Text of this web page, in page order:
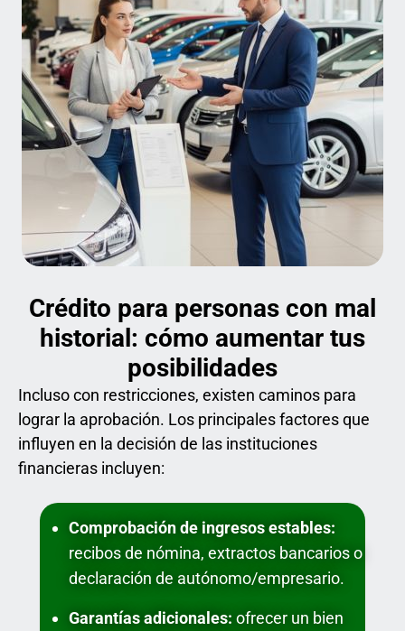
Crédito para personas con mal
historial: cómo aumentar tus
posibilidades
Incluso con restricciones, existen caminos para
lograr la aprobación. Los principales factores que
influyen en la decisión de las instituciones
financieras incluyen:
Comprobación de ingresos estables:
recibos de nómina, extractos bancarios o
declaración de autónomo/empresario.
Garantías adicionales: ofrecer un bien